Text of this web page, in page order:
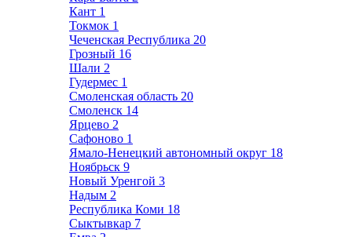
Кант 1
Токмок 1
Чеченская Республика 20
Грозный 16
Шали 2
Гудермес 1
Смоленская область 20
Смоленск 14
Ярцево 2
Сафоново 1
Ямало-Ненецкий автономный округ 18
Ноябрьск 9
Новый Уренгой 3
Надым 2
Республика Коми 18
Сыктывкар 7